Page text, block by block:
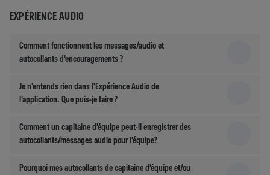
EXPÉRIENCE AUDIO
Comment fonctionnent les messages/audio et
autocollants d'encouragements ?
Je n'entends rien dans l'Expérience Audio de
l'application. Que puis-je faire ?
Comment un capitaine d'équipe peut-il enregistrer des
autocollants/messages audio pour l'équipe?
Pourquoi mes autocollants de capitaine d'équipe et/ou